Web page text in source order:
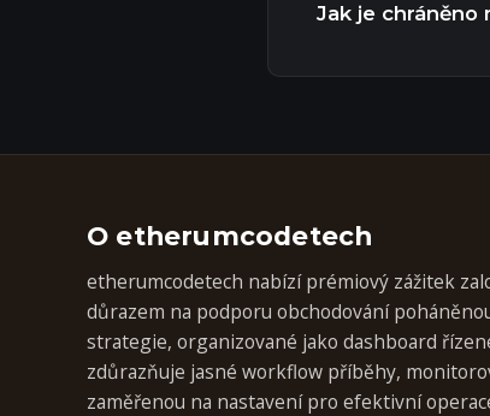
Jak je chráněno
O etherumcodetech
etherumcodetech nabízí prémiový zážitek
důrazem na podporu obchodování
strategie, organizované jako dashboard
zdůrazňuje jasné workflow příběhy,
zaměřenou na nastavení pro efektivní